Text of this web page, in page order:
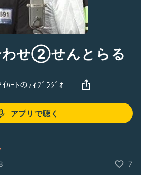
わせ②せんとらる
ﾊｰﾄのﾃｨﾌﾞﾗｼﾞｵ
アプリで聴く
7